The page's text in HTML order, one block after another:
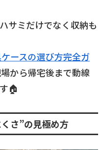
サミだけでなく収納も
ースの選び方完全ガ
から帰宅後まで動線
🏠
さ”の見極め方